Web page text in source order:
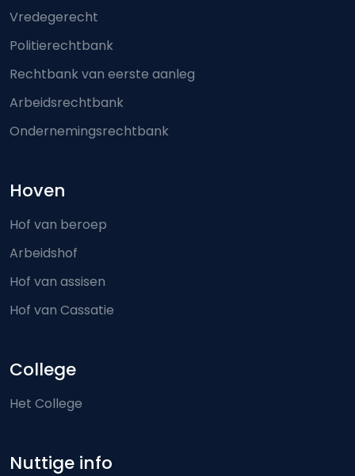
Vredegerecht
Politierechtbank
Rechtbank van eerste aanleg
Arbeidsrechtbank
Ondernemingsrechtbank
Hoven
Hof van beroep
Arbeidshof
Hof van assisen
Hof van Cassatie
College
Het College
Nuttige info